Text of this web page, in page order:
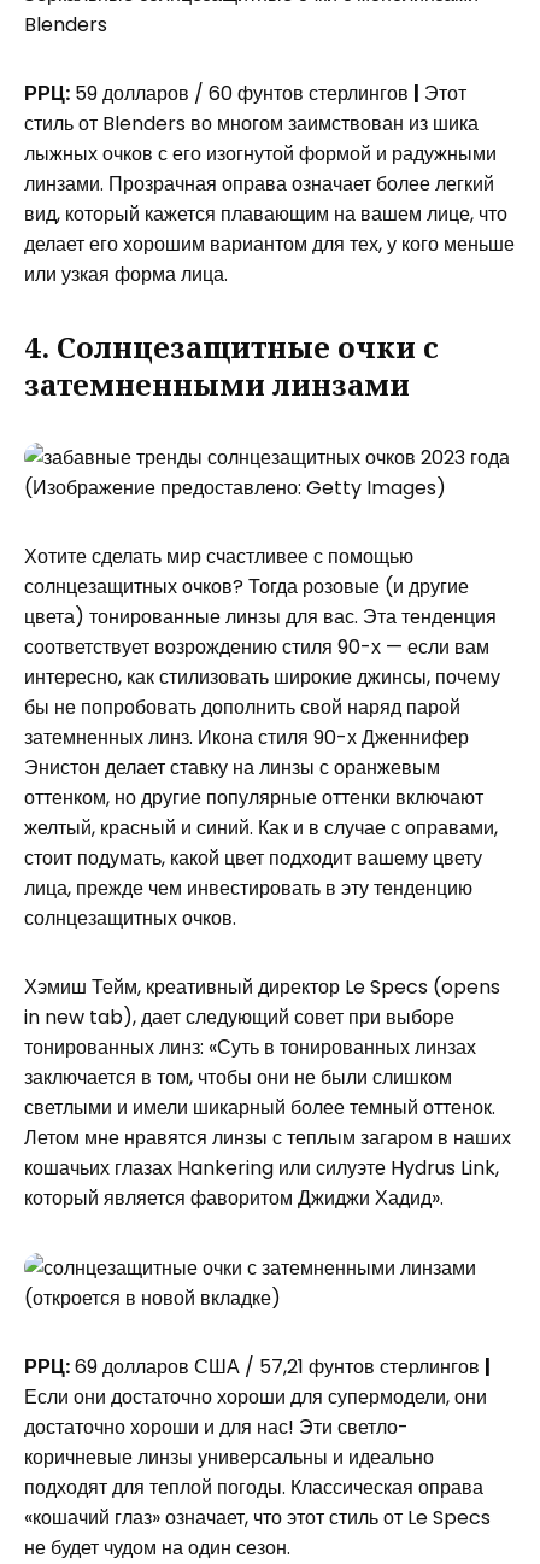
Blenders
РРЦ: 59 долларов / 60 фунтов стерлингов | Этот
стиль от Blenders во многом заимствован из шика
лыжных очков с его изогнутой формой и радужными
линзами. Прозрачная оправа означает более легкий
вид, который кажется плавающим на вашем лице, что
делает его хорошим вариантом для тех, у кого меньше
или узкая форма лица.
4. Солнцезащитные очки с
затемненными линзами
(Изображение предоставлено: Getty Images)
Хотите сделать мир счастливее с помощью
солнцезащитных очков? Тогда розовые (и другие
цвета) тонированные линзы для вас. Эта тенденция
соответствует возрождению стиля 90-х — если вам
интересно, как стилизовать широкие джинсы, почему
бы не попробовать дополнить свой наряд парой
затемненных линз. Икона стиля 90-х Дженнифер
Энистон делает ставку на линзы с оранжевым
оттенком, но другие популярные оттенки включают
желтый, красный и синий. Как и в случае с оправами,
стоит подумать, какой цвет подходит вашему цвету
лица, прежде чем инвестировать в эту тенденцию
солнцезащитных очков.
Хэмиш Тейм, креативный директор Le Specs (opens
in new tab), дает следующий совет при выборе
тонированных линз: «Суть в тонированных линзах
заключается в том, чтобы они не были слишком
светлыми и имели шикарный более темный оттенок.
Летом мне нравятся линзы с теплым загаром в наших
кошачьих глазах Hankering или силуэте Hydrus Link,
который является фаворитом Джиджи Хадид».
(откроется в новой вкладке)
РРЦ:69 долларов США / 57,21 фунтов стерлингов |
Если они достаточно хороши для супермодели, они
достаточно хороши и для нас! Эти светло-
коричневые линзы универсальны и идеально
подходят для теплой погоды. Классическая оправа
«кошачий глаз» означает, что этот стиль от Le Specs
не будет чудом на один сезон.